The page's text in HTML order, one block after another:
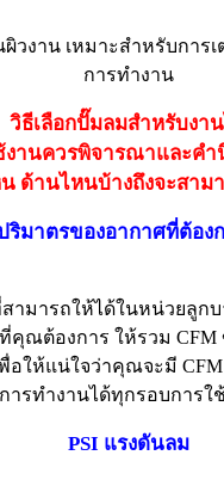
วงาน เหมาะสำหรับก
การทำงาน
วิธีเลือกปั๊มลมสำหรับงา
านควรพิจารณาและค
ด้านไหนบ้างถึงจะสาม
ริมาตรของอากาศที่ต้อง
สามารถให้ได้ในหน่วย
ต้องการ ให้รวม
ให้แน่ใจว่าคุณจะมี
การทำงานได้ทุกรอบการใ
PSI แรงดันลม